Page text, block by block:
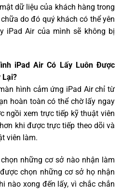
dữ liệu của khách hàng trong
do đó quý khách có thể yên
iPad Air của mình sẽ không bị
iPad Air Có Lấy Luôn Được
Lại?
hình cảm ứng iPad Air chỉ từ
hoàn toàn có thể chờ lấy ngay
ngồi xem trực tiếp kỹ thuật viên
khi được trực tiếp theo dõi và
viên làm.
những cơ sở nào nhận làm
chọn những cơ sở họ nhận
nào xong đến lấy, vì chắc chắn